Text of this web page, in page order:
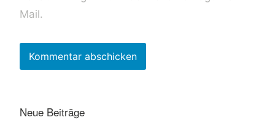
Mail.
Neue Beiträge